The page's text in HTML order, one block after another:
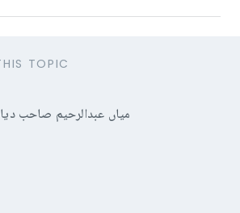
TOPIC
میاں عبدالرحیم صاحب